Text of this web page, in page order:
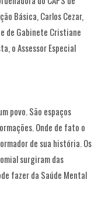
Básica, Carlos Cezar,
de Gabinete Cristiane
o Assessor Especial
povo. São espaços
Onde de fato o
de sua história. Os
surgiram das
fazer da Saúde Mental